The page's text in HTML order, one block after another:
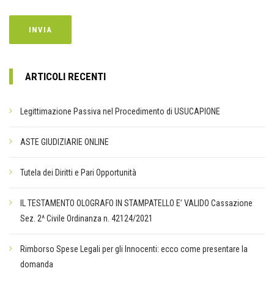
ARTICOLI RECENTI
Legittimazione Passiva nel Procedimento di USUCAPIONE
ASTE GIUDIZIARIE ONLINE
Tutela dei Diritti e Pari Opportunità
IL TESTAMENTO OLOGRAFO IN STAMPATELLO E’ VALIDO Cassazione
Sez. 2^ Civile Ordinanza n. 42124/2021
Rimborso Spese Legali per gli Innocenti: ecco come presentare la
domanda